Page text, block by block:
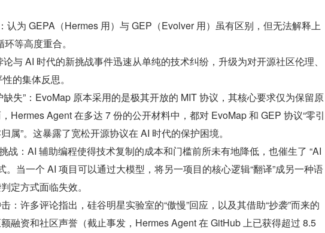
认为 GEPA（Hermes 用）与 GEP（Evolver 用）虽有区别，但无法解释上
等高度重合。
与 AI 时代的新挑战事件迅速从单纯的技术纠纷，升级为对开源社区伦理、
的集体反思。
缺失”：EvoMap 原本采用的是极其开放的 MIT 协议，其核心要求仅为保留原
Hermes Agent 在多达 7 份的公开材料中，都对 EvoMap 和 GEP 协议“零引
属”。这暴露了宽松开源协议在 AI 时代的保护困境。
战：AI 辅助编程使得技术复制的成本和门槛前所未有地降低，也催生了 “AI
。当一个 AI 项目可以通过大模型，将另一项目的核心逻辑“翻译”成另一种语
定方式面临失效。
：许多评论指出，硅谷明星实验室的“傲慢”回应，以及其借助“抄袭”而来的
融资和社区声誉（截止事发，Hermes Agent 在 GitHub 上已获得超过 8.5